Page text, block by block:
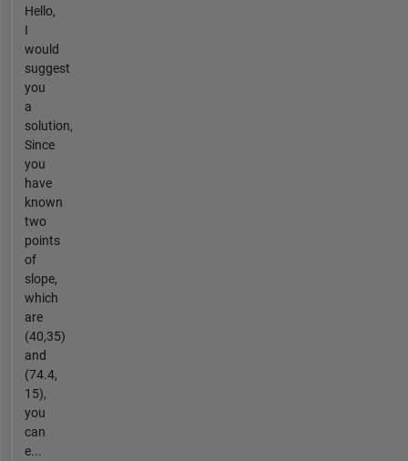
Hello,
I
would
suggest
you
a
solution,
Since
you
have
known
two
points
of
slope,
which
are
(40,35)
and
(74.4,
15),
you
can
e...